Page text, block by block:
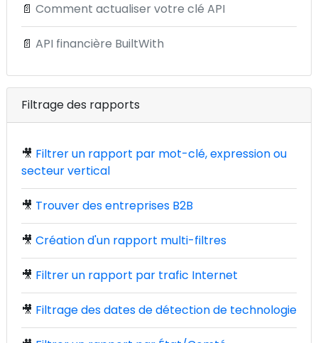
📄 Comment actualiser votre clé API
📄 API financière BuiltWith
Filtrage des rapports
🎥 Filtrer un rapport par mot-clé, expression ou
secteur vertical
🎥 Trouver des entreprises B2B
🎥 Création d'un rapport multi-filtres
🎥 Filtrer un rapport par trafic Internet
🎥 Filtrage des dates de détection de technologie